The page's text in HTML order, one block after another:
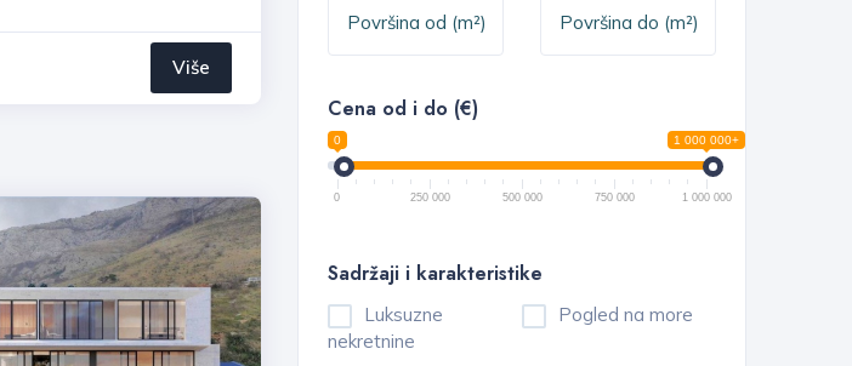
Više
Cena od i do (€)
0 1 000 000+
0 250 000 500 000 750 000 1 000 000
Sadržaji i karakteristike
Luksuzne
nekretnine
Pogled na more